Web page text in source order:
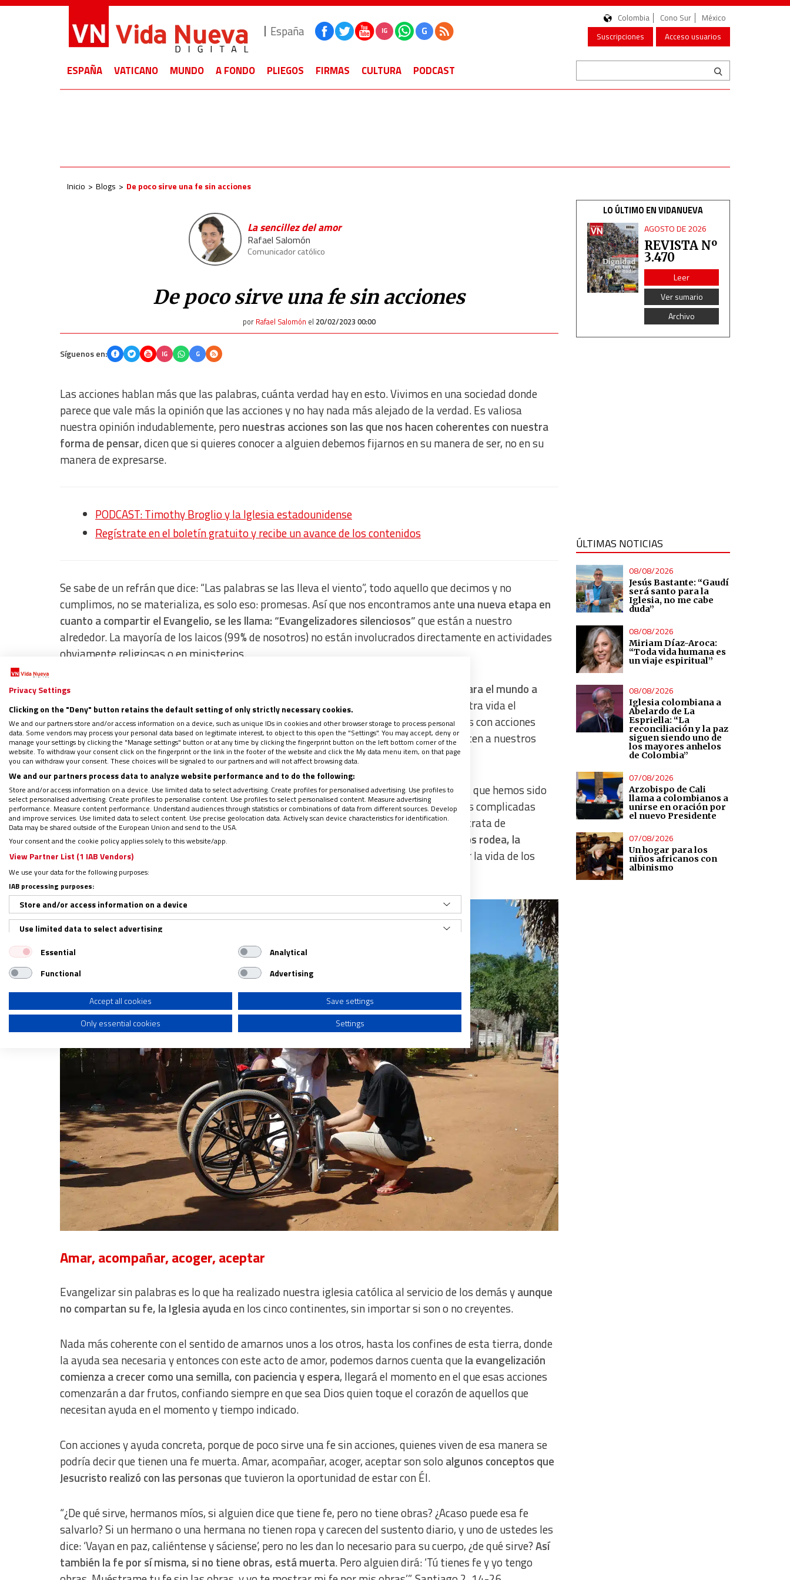
España IG G
Colombia Cono Sur
México
Suscripciones
Acceso usuarios
ESPAÑA VATICANO MUNDO A FONDO PLIEGOS FIRMAS CULTURA PODCAST
Inicio Blogs De poco sirve una fe sin acciones
La sencillez del amor
Rafael Salomón
Comunicador católico
De poco sirve una fe sin acciones
por Rafael Salomón el 20/02/2023 00:00
Síguenos en: IG G
Las acciones hablan más que las palabras, cuánta verdad hay en esto. Vivimos en una sociedad donde
parece que vale más la opinión que las acciones y no hay nada más alejado de la verdad. Es valiosa
nuestra opinión indudablemente, pero nuestras acciones son las que nos hacen coherentes con nuestra
forma de pensar, dicen que si quieres conocer a alguien debemos fijarnos en su manera de ser, no en su
manera de expresarse.
PODCAST: Timothy Broglio y la Iglesia estadounidense
Regístrate en el boletín gratuito y recibe un avance de los contenidos
Se sabe de un refrán que dice: “Las palabras se las lleva el viento”, todo aquello que decimos y no
cumplimos, no se materializa, es solo eso: promesas. Así que nos encontramos anteuna nueva etapa en
cuanto a compartir el Evangelio, se les llama: “Evangelizadores silenciosos”que están a nuestro
alrededor. La mayoría de los laicos (99% de nosotros) no están involucrados directamente en actividades
obviamente religiosas o en ministerios.
Tú y yo estamos llamados a ser testigos, sí
evangelizadores, a menudo “silenciosos” para el mundo a
nuestro alrededor. Con hechos, mucho más que con palabras, se trata de llevar en nuestra vida el
mensaje esperanzador de la Buena Nueva, es dar apoyo a quienes requieren de nosotros con acciones
concretas, es hablar del Evangelio sin palabras, pero con acciones concretas que impacten a nuestros
semejantes.
El evangelizador silencioso somos tú y yo, al final somos todos, basta que entendamos que hemos sido
llamados al servicio y a donarnos, desde nuestras diferentes realidades, desde nuestras complicadas
formas de vida y desde la evidente diferencia que nos da nuestra individualidad. No se trata de
abandonar nuestra esencia, más bien, se trata de
mirar desde el corazón todo lo que nos rodea, la
imperante necesidad de entender a quien piensa diferente a mí
y por supuesto aceptar la vida de los
demás con un profundo sentido de aceptación y respeto.
Amar, acompañar, acoger, aceptar
Evangelizar sin palabras es lo que ha realizado nuestra iglesia católica al servicio de los demás yaunque
no compartan su fe, la Iglesia ayudaen los cinco continentes, sin importar si son o no creyentes.
Nada más coherente con el sentido de amarnos unos a los otros, hasta los confines de esta tierra, donde
la ayuda sea necesaria y entonces con este acto de amor, podemos darnos cuenta quela evangelización
comienza a crecer como una semilla, con paciencia y espera, llegará el momento en el que esas acciones
comenzarán a dar frutos, confiando siempre en que sea Dios quien toque el corazón de aquellos que
necesitan ayuda en el momento y tiempo indicado.
Con acciones y ayuda concreta, porque de poco sirve una fe sin acciones, quienes viven de esa manera se
podría decir que tienen una fe muerta. Amar, acompañar, acoger, aceptar son solo algunos conceptos que
Jesucristo realizó con las personasque tuvieron la oportunidad de estar con Él.
“¿De qué sirve, hermanos míos, si alguien dice que tiene fe, pero no tiene obras? ¿Acaso puede esa fe
salvarlo? Si un hermano o una hermana no tienen ropa y carecen del sustento diario, y uno de ustedes les
dice: ‘Vayan en paz, caliéntense y sáciense’, pero no les dan lo necesario para su cuerpo, ¿de qué sirve?Así
también la fe por sí misma, si no tiene obras, está muerta. Pero alguien dirá: ‘Tú tienes fe y yo tengo
LO ÚLTIMO EN VIDANUEVA
AGOSTO DE 2026
REVISTA Nº
3.470
Leer
Ver sumario
Archivo
ÚLTIMAS NOTICIAS
08/08/2026
Jesús Bastante: “Gaudí
será santo para la
Iglesia, no me cabe
duda”
08/08/2026
Miriam Díaz-Aroca:
“Toda vida humana es
un viaje espiritual”
08/08/2026
Iglesia colombiana a
Abelardo de La
Espriella: “La
reconciliación y la paz
siguen siendo uno de
los mayores anhelos
de Colombia”
07/08/2026
Arzobispo de Cali
llama a colombianos a
unirse en oración por
el nuevo Presidente
07/08/2026
Un hogar para los
niños africanos con
albinismo
Privacy Settings
Clicking on the "Deny" button retains the default setting of only strictly necessary cookies.
We and our partners store and/or access information on a device, such as unique IDs in cookies and other browser storage to process personal
data. Some vendors may process your personal data based on legitimate interest, to object to this open the "Settings". You may accept, deny or
manage your settings by clicking the "Manage settings" button or at any time by clicking the fingerprint button on the left bottom corner of the
website. To withdraw your consent click on the fingerprint or the link in the footer of the website and click the My data menu item, on that page
you can withdraw your consent. These choices will be signaled to our partners and will not affect browsing data.
We and our partners process data to analyze website performance and to do the following:
Store and/or access information on a device. Use limited data to select advertising. Create profiles for personalised advertising. Use profiles to
select personalised advertising. Create profiles to personalise content. Use profiles to select personalised content. Measure advertising
performance. Measure content performance. Understand audiences through statistics or combinations of data from different sources. Develop
and improve services. Use limited data to select content. Use precise geolocation data. Actively scan device characteristics for identification.
Data may be shared outside of the European Union and send to the USA.
Your consent and the cookie policy applies solely to this website/app.
View Partner List (1 IAB Vendors)
We use your data for the following purposes:
IAB processing purposes:
Store and/or access information on a device
Use limited data to select advertising
Create profiles for personalised advertising
Use profiles to select personalised advertising
Create profiles to personalise content
Use profiles to select personalised content
Measure advertising performance
Measure content performance
Understand audiences through statistics or combinations of data from different sources
Develop and improve services
Use limited data to select content
IAB Special Features:
Use precise geolocation data
Identify devices based on information actively requested
Non-IAB processing purposes:
Essential
Analytical
Functional
Advertising
Accept all cookies
Save settings
Only essential cookies
Settings